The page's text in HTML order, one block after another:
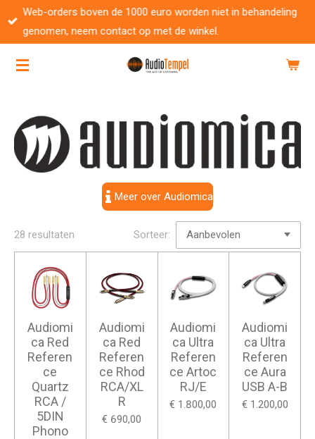
Ga
direct
de
Web-orders boven de 1000 euro worden niet in behandeling
genomen, neem contact op met de winkel.
Meer over Audiomica
28 resultaten Sorteer:
Audiomi
ca Red
Referen
ce
Quartz
RCA /
5DIN
Phono
Audiomi
ca Red
Referen
ce Rhod
RCA/XL
R
€ 690,00
Audiomi
ca Ultra
Referen
ce Artoc
RJ/E
€ 1.800,00
Audiomi
ca Ultra
Referen
ce Aura
USB A-B
€ 1.200,00